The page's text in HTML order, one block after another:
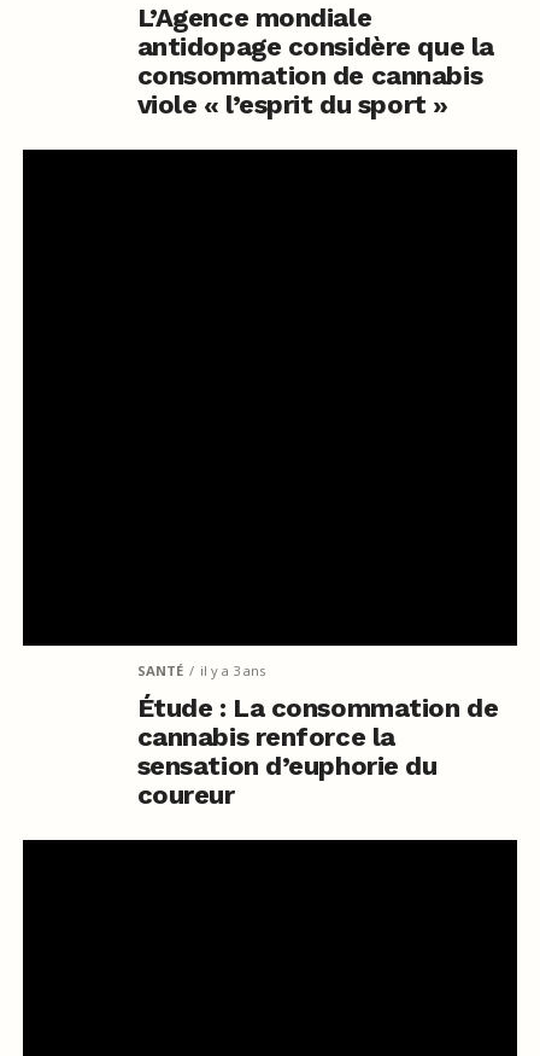
L’Agence mondiale
antidopage considère que la
consommation de cannabis
viole « l’esprit du sport »
SANTÉ il y a 3 ans
Étude : La consommation de
cannabis renforce la
sensation d’euphorie du
coureur